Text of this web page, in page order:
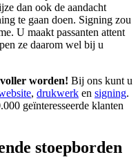
dan ook de aandacht
te gaan doen. Signing zou
U maakt passanten attent
ze daarom wel bij u
worden! Bij ons kunt u
, drukwerk en signing.
geïnteresseerde klanten
stoepborden